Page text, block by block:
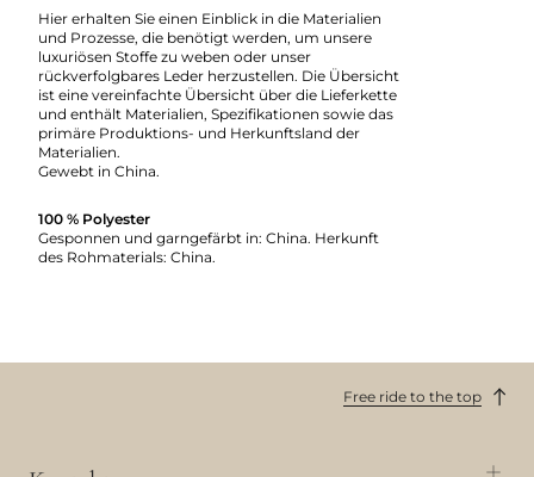
Hier erhalten Sie einen Einblick in die Materialien
und Prozesse, die benötigt werden, um unsere
luxuriösen Stoffe zu weben oder unser
rückverfolgbares Leder herzustellen. Die Übersicht
ist eine vereinfachte Übersicht über die Lieferkette
und enthält Materialien, Spezifikationen sowie das
primäre Produktions- und Herkunftsland der
Materialien.
Gewebt in China.
100 % Polyester
Gesponnen und garngefärbt in: China. Herkunft
des Rohmaterials: China.
Free ride to the top